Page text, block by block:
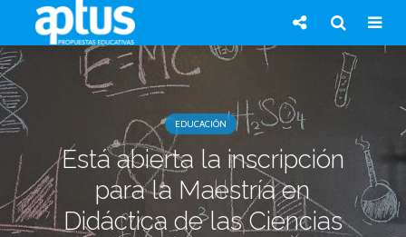
EDUCACIÓN
Está abierta la inscripción
para la Maestría en
Didáctica de las Ciencias